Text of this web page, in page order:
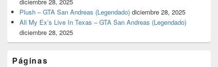
Plush – GTA San Andreas (Legendado) diciembre 28, 2025
All My Ex’s Live In Texas – GTA San Andreas (Legendado)
diciembre 28, 2025
Páginas